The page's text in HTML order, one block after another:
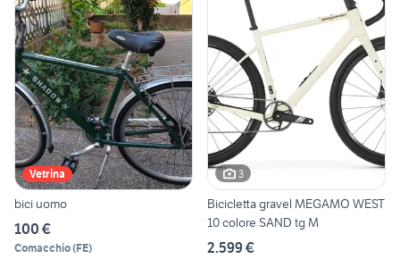
Vetrina
bici uomo
100 €
Comacchio(FE)
3
Bicicletta gravel MEGAMO WEST
10 colore SAND tg M
2.599 €